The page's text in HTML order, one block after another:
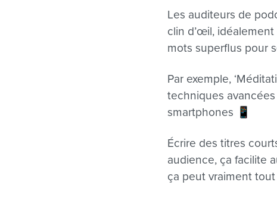
Les auditeurs de
clin d’œil,
mots superflus pour
Par exemple,
techniques avancées
smartphones 📱
Écrire des titres
audience, ça facilite
ça peut vraiment